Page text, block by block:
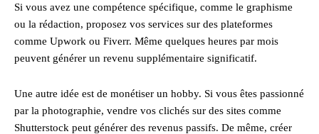
Si vous avez une compétence spécifique, comme le graphisme
ou la rédaction, proposez vos services sur des plateformes
comme Upwork ou Fiverr. Même quelques heures par mois
peuvent générer un revenu supplémentaire significatif.
Une autre idée est de monétiser un hobby. Si vous êtes passionné
par la photographie, vendre vos clichés sur des sites comme
Shutterstock peut générer des revenus passifs. De même, créer